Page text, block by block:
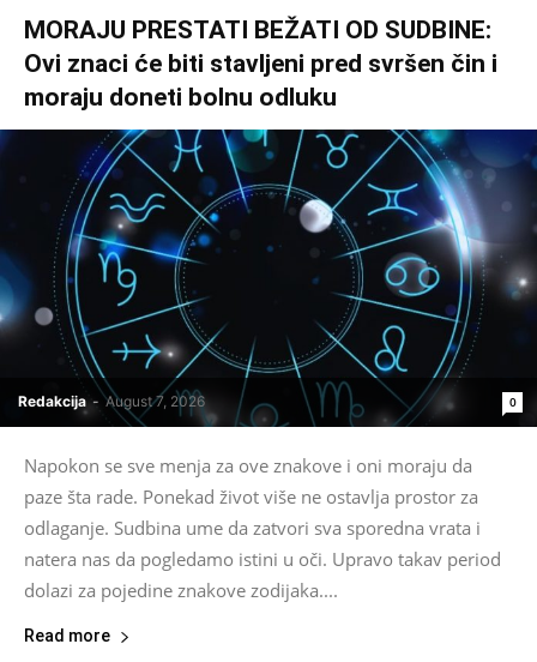
MORAJU PRESTATI BEŽATI OD SUDBINE:
Ovi znaci će biti stavljeni pred svršen čin i
moraju doneti bolnu odluku
Redakcija - August 7, 2026 0
Napokon se sve menja za ove znakove i oni moraju da
paze šta rade. Ponekad život više ne ostavlja prostor za
odlaganje. Sudbina ume da zatvori sva sporedna vrata i
natera nas da pogledamo istini u oči. Upravo takav period
dolazi za pojedine znakove zodijaka....
Read more